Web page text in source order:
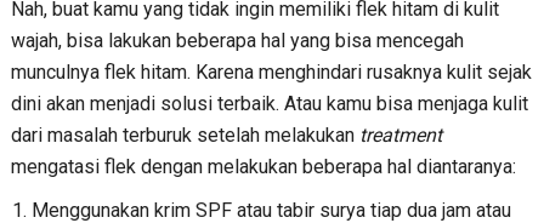
Nah, buat kamu yang tidak ingin memiliki flek hitam di kulit
wajah, bisa lakukan beberapa hal yang bisa mencegah
munculnya flek hitam. Karena menghindari rusaknya kulit sejak
dini akan menjadi solusi terbaik. Atau kamu bisa menjaga kulit
dari masalah terburuk setelah melakukan treatment
mengatasi flek dengan melakukan beberapa hal diantaranya:
Menggunakan krim SPF atau tabir surya tiap dua jam atau